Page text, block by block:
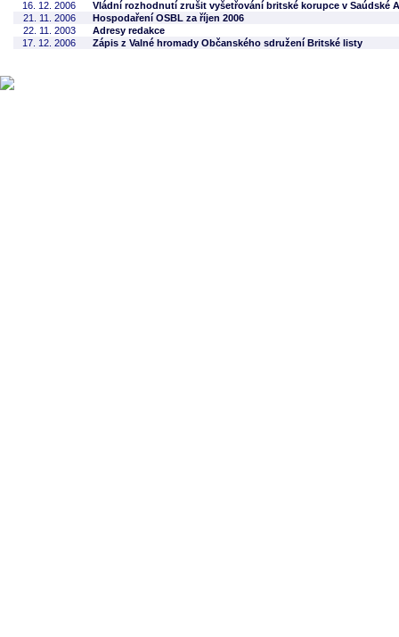
16. 12. 2006
Vládní rozhodnutí zrušit vyšetřování britské korupce v Saúdské
21. 11. 2006
Hospodaření OSBL za říjen 2006
22. 11. 2003
Adresy redakce
17. 12. 2006
Zápis z Valné hromady Občanského sdružení Britské listy